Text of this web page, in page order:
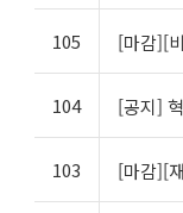
105 [마감][
104 [공지]
103 [마감][